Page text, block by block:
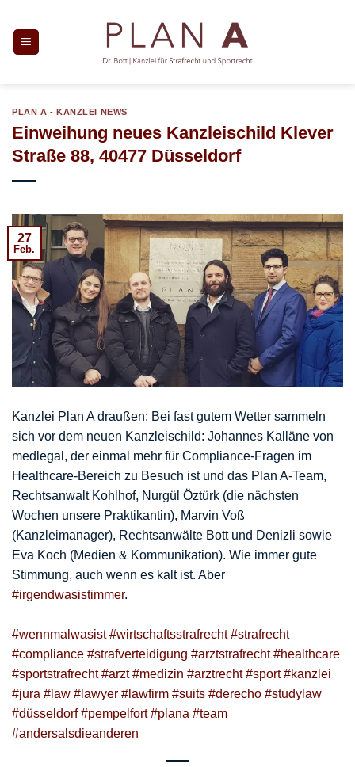
Inhalt
springen
PLAN A - KANZLEI NEWS
Einweihung neues Kanzleischild Klever
Straße 88, 40477 Düsseldorf
27
Feb.
Kanzlei Plan A draußen: Bei fast gutem Wetter sammeln
sich vor dem neuen Kanzleischild: Johannes Kalläne von
medlegal, der einmal mehr für Compliance-Fragen im
Healthcare-Bereich zu Besuch ist und das Plan A-Team,
Rechtsanwalt Kohlhof, Nurgül Öztürk (die nächsten
Wochen unsere Praktikantin), Marvin Voß
(Kanzleimanager), Rechtsanwälte Bott und Denizli sowie
Eva Koch (Medien & Kommunikation). Wie immer gute
Stimmung, auch wenn es kalt ist. Aber
#irgendwasistimmer.
#wennmalwasist #wirtschaftsstrafrecht #strafrecht
#compliance #strafverteidigung #arztstrafrecht #healthcare
#sportstrafrecht #arzt #medizin #arztrecht #sport #kanzlei
#jura #law #lawyer #lawfirm #suits #derecho #studylaw
#düsseldorf #pempelfort #plana #team
#andersalsdieanderen